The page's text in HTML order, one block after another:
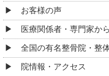
お客様の声
医療関係者・専門家か
全国の有名整骨院・整
院情報・アクセス